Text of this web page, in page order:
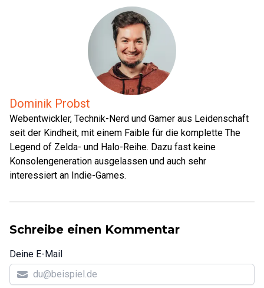
Dominik Probst
Webentwickler, Technik-Nerd und Gamer aus Leidenschaft
seit der Kindheit, mit einem Faible für die komplette The
Legend of Zelda- und Halo-Reihe. Dazu fast keine
Konsolengeneration ausgelassen und auch sehr
interessiert an Indie-Games.
Schreibe einen Kommentar
Deine E-Mail